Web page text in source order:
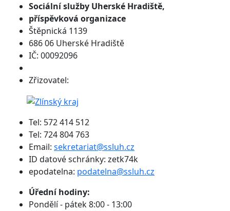
Sociální služby Uherské Hradiště,
příspěvková organizace
Štěpnická 1139
686 06 Uherské Hradiště
IČ: 00092096
Zřizovatel:
Tel: 572 414 512
Tel: 724 804 763
Email: sekretariat@ssluh.cz
ID datové schránky: zetk74k
epodatelna: podatelna@ssluh.cz
Úřední hodiny:
Pondělí - pátek 8:00 - 13:00